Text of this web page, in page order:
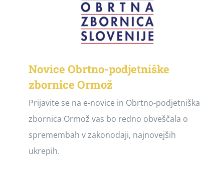
Novice Obrtno-podjetniške
zbornice Ormož
Prijavite se na e-novice in Obrtno-podjetniška
zbornica Ormož vas bo redno obveščala o
spremembah v zakonodaji, najnovejših
ukrepih.